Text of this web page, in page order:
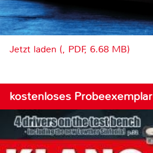
Jetzt laden (, PDF, 6.68 MB)
kostenloses Probeexemplar